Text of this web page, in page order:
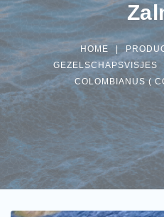
HOME
GEZELSCHAPSVISJES
COLOMBIANUS (